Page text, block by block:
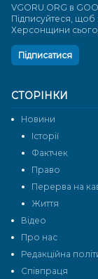
СТОРІНКИ
Новини
Історії
Фактчек
Право
Перерва на
Життя
Відео
Про нас
Редакційна
Cпівпраця
VGORU.ORG в
Підписуйтеся, щоб
Херсонщини
Підписатися